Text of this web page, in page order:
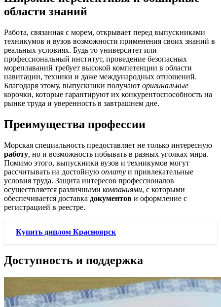
области знаний
Работа, связанная с морем, открывает перед выпускниками
техникумов и вузов возможности применения своих знаний в
реальных условиях. Будь то университет или
профессиональный институт, проведение безопасных
мореплаваний требует высокой компетенции в области
навигации, техники и даже международных отношений.
Благодаря этому, выпускники получают оригинальные
корочки, которые гарантируют их конкурентоспособность на
рынке труда и уверенность в завтрашнем дне.
Преимущества профессии
Морская специальность предоставляет не только интересную
работу, но и возможность побывать в разных уголках мира.
Помимо этого, выпускники вузов и техникумов могут
рассчитывать на достойную оплату и привлекательные
условия труда. Защита интересов профессионалов
осуществляется различными компаниями, с которыми
обеспечивается доставка документов и оформление с
регистрацией в реестре.
Купить диплом Красноярск
Доступность и поддержка